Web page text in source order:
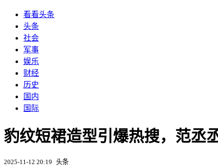
看看头条
头条
社会
军事
娱乐
财经
历史
国内
国际
豹纹短裙造型引爆热搜，范丞
2025-11-12 20:19 头条